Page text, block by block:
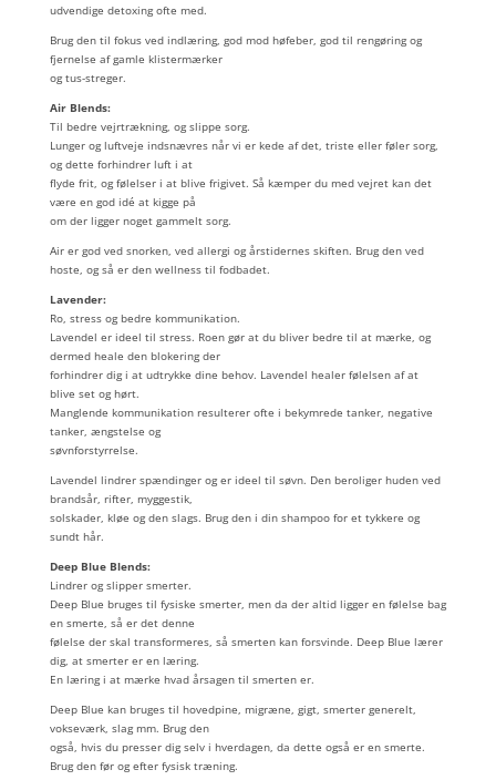
udvendige detoxing ofte med.
Brug den til fokus ved indlæring, god mod høfeber, god til rengøring og
fjernelse af gamle klistermærker
og tus-streger.
Air Blends:
Til bedre vejrtrækning, og slippe sorg.
Lunger og luftveje indsnævres når vi er kede af det, triste eller føler sorg,
og dette forhindrer luft i at
flyde frit, og følelser i at blive frigivet. Så kæmper du med vejret kan det
være en god idé at kigge på
om der ligger noget gammelt sorg.
Air er god ved snorken, ved allergi og årstidernes skiften. Brug den ved
hoste, og så er den wellness til fodbadet.
Lavender:
Ro, stress og bedre kommunikation.
Lavendel er ideel til stress. Roen gør at du bliver bedre til at mærke, og
dermed heale den blokering der
forhindrer dig i at udtrykke dine behov. Lavendel healer følelsen af at
blive set og hørt.
Manglende kommunikation resulterer ofte i bekymrede tanker, negative
tanker, ængstelse og
søvnforstyrrelse.
Lavendel lindrer spændinger og er ideel til søvn. Den beroliger huden ved
brandsår, rifter, myggestik,
solskader, kløe og den slags. Brug den i din shampoo for et tykkere og
sundt hår.
Deep Blue Blends:
Lindrer og slipper smerter.
Deep Blue bruges til fysiske smerter, men da der altid ligger en følelse bag
en smerte, så er det denne
følelse der skal transformeres, så smerten kan forsvinde. Deep Blue lærer
dig, at smerter er en læring.
En læring i at mærke hvad årsagen til smerten er.
Deep Blue kan bruges til hovedpine, migræne, gigt, smerter generelt,
vokseværk, slag mm. Brug den
også, hvis du presser dig selv i hverdagen, da dette også er en smerte.
Brug den før og efter fysisk træning.